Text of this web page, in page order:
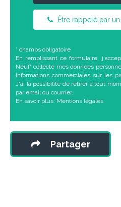
Être rappelé par
* champs obligatoire
En remplissant ce formulaire,
Neuf" collecte mes données
informations commerciales sur les
J'ai la possibilité de retirer à tout
par email ou courrier.
En savoir plus: Mentions légales
Partager